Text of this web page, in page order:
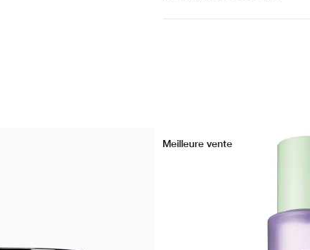
Meilleure vente